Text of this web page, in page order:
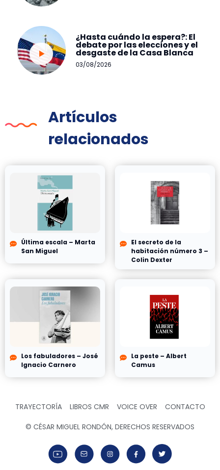
¿Hasta cuándo la espera?: El
debate por las elecciones y el
desgaste de la Casa Blanca
03/08/2026
Artículos
relacionados
Última escala – Marta
San Miguel
El secreto de la
habitación número 3 –
Colin Dexter
Los fabuladores – José
Ignacio Carnero
La peste – Albert
Camus
TRAYECTORÍA LIBROS CMR VOICE OVER CONTACTO
© CÉSAR MIGUEL RONDÓN, DERECHOS RESERVADOS